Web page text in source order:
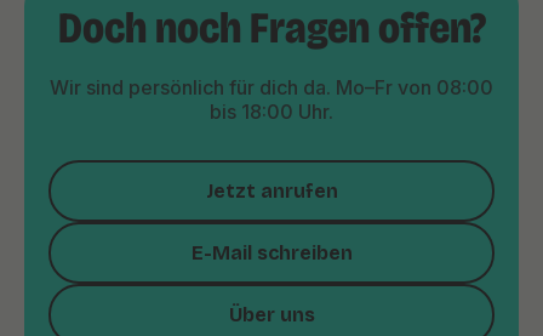
Doch noch Fragen offen?
Wir sind persönlich für dich da. Mo–Fr von 08:00
bis 18:00 Uhr.
Jetzt anrufen
E-Mail schreiben
Über uns